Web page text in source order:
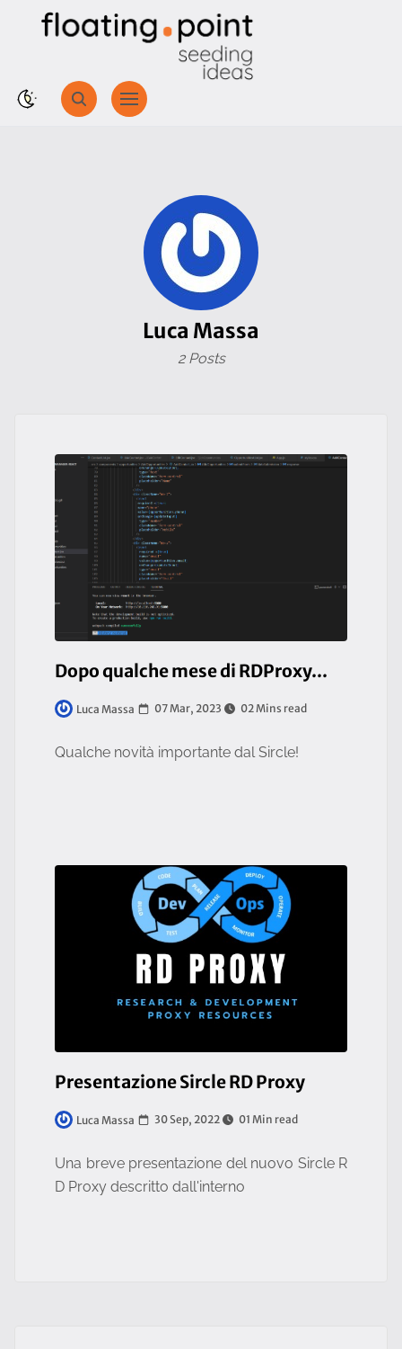
Luca Massa
2 Posts
Dopo qualche mese di RDProxy...
Luca Massa 07 Mar, 2023 02 Mins read
Qualche novità importante dal Sircle!
Presentazione Sircle RD Proxy
Luca Massa 30 Sep, 2022 01 Min read
Una breve presentazione del nuovo Sircle R
D Proxy descritto dall'interno